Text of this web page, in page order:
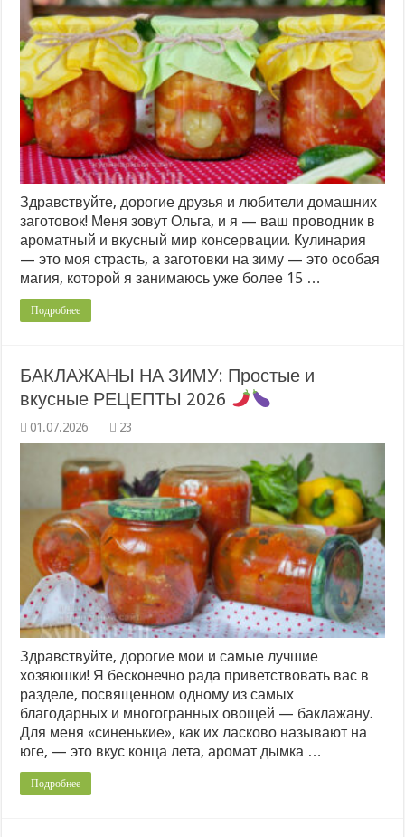
Здравствуйте, дорогие друзья и любители домашних
заготовок! Меня зовут Ольга, и я — ваш проводник в
ароматный и вкусный мир консервации. Кулинария
— это моя страсть, а заготовки на зиму — это особая
магия, которой я занимаюсь уже более 15 …
Подробнее
БАКЛАЖАНЫ НА ЗИМУ: Простые и
вкусные РЕЦЕПТЫ 2026
23
Здравствуйте, дорогие мои и самые лучшие
хозяюшки! Я бесконечно рада приветствовать вас в
разделе, посвященном одному из самых
благодарных и многогранных овощей — баклажану.
Для меня «синенькие», как их ласково называют на
юге, — это вкус конца лета, аромат дымка …
Подробнее